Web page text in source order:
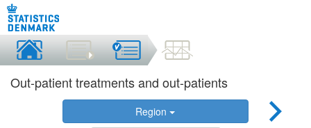
Out-patient treatments and out-patients
Region